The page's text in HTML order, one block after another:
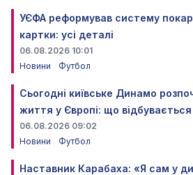
УЄФА реформував систему
картки: усі деталі
06.08.2026 10:01
Новини
Футбол
Сьогодні київське Динамо
життя у Європі: що відбувається
06.08.2026 09:02
Новини
Футбол
Наставник Карабаха: «Я сам у